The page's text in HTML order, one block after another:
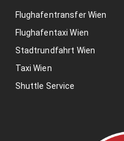
Flughafentransfer Wien
Flughafentaxi Wien
Stadtrundfahrt Wien
Taxi Wien
Shuttle Service